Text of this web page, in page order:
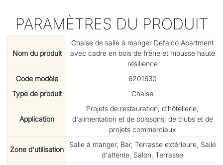
PARAMÈTRES DU PRODUIT
Nom du produit
Chaise de salle à manger Defaico Apartment
avec cadre en bois de frêne et mousse haute
résilience
Code modèle
6201630
Type de produit
Chaise
Application
Projets de restauration, d'hôtellerie,
d'alimentation et de boissons, de clubs et de
projets commerciaux
Zone d'utilisation
Salle à manger, Bar, Terrasse extérieure, Salle
d'attente, Salon, Terrasse